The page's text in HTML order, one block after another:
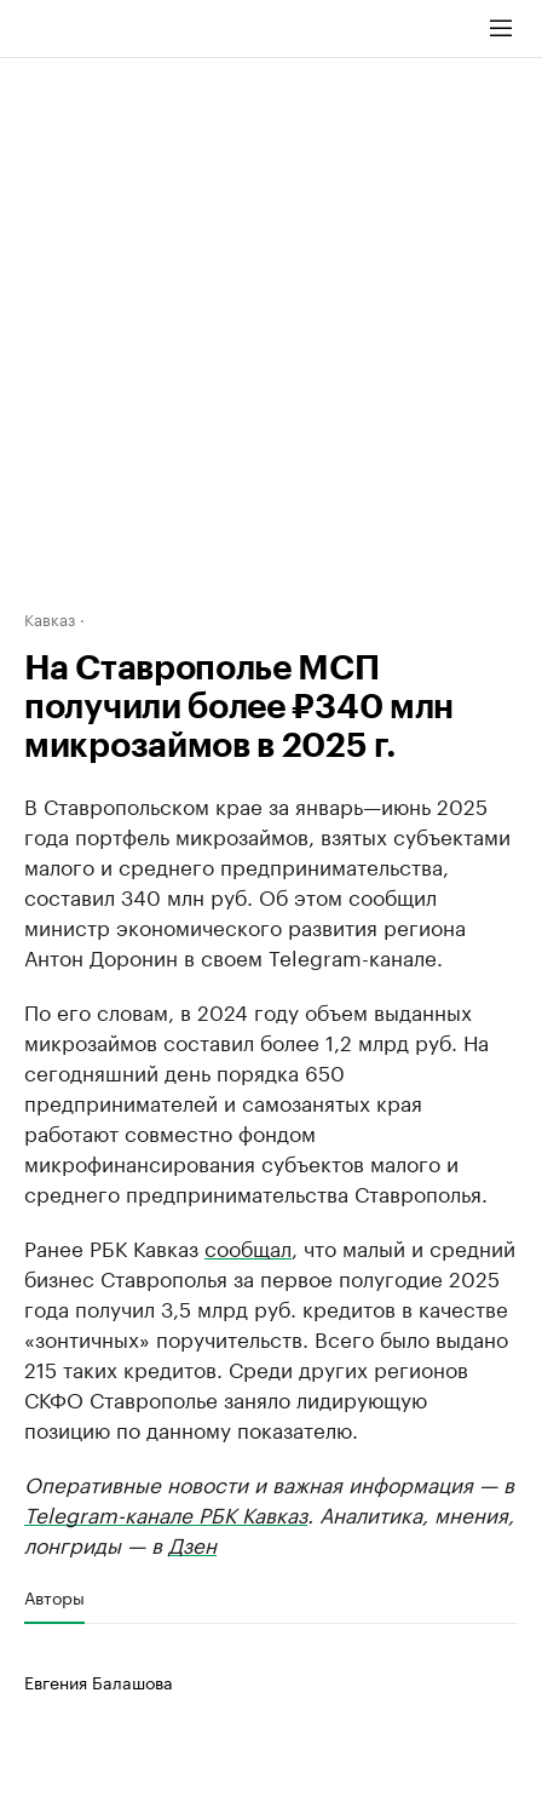
Кавказ
На Ставрополье МСП
получили более ₽340 млн
микрозаймов в 2025 г.
В Ставропольском крае за январь—июнь 2025
года портфель микрозаймов, взятых субъектами
малого и среднего предпринимательства,
составил 340 млн руб. Об этом сообщил
министр экономического развития региона
Антон Доронин в своем Telegram-канале.
По его словам, в 2024 году объем выданных
микрозаймов составил более 1,2 млрд руб. На
сегодняшний день порядка 650
предпринимателей и самозанятых края
работают совместно фондом
микрофинансирования субъектов малого и
среднего предпринимательства Ставрополья.
Ранее РБК Кавказсообщал , что малый и средний
бизнес Ставрополья за первое полугодие 2025
года получил 3,5 млрд руб. кредитов в качестве
«зонтичных» поручительств. Всего было выдано
215 таких кредитов. Среди других регионов
СКФО Ставрополье заняло лидирующую
позицию по данному показателю.
Оперативные новости и важная информация — в
Telegram-канале РБК Кавказ. Аналитика, мнения,
лонгриды — в Дзен
Авторы
Евгения Балашова